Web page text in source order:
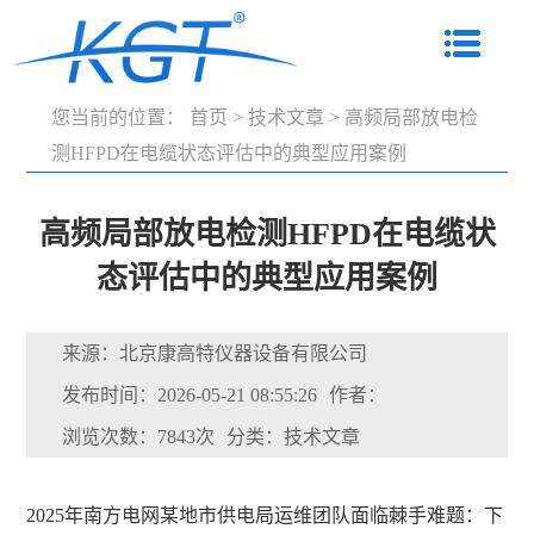
您当前的位置： 首页 > 技术文章 > 高频局部放电检
测HFPD在电缆状态评估中的典型应用案例
高频局部放电检测HFPD在电缆状
态评估中的典型应用案例
来源：北京康高特仪器设备有限公司
发布时间：2026-05-21 08:55:26 作者：
浏览次数：7843次 分类：技术文章
2025年南方电网某地市供电局运维团队面临棘手难题：下